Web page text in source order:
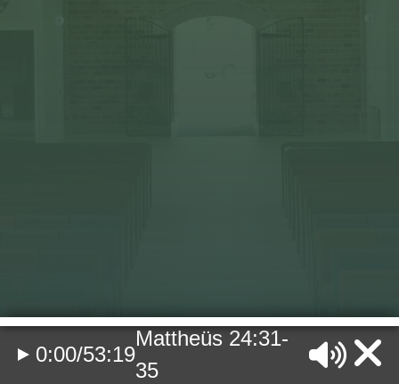
0:00/53:19
Mattheüs 24:31-
35